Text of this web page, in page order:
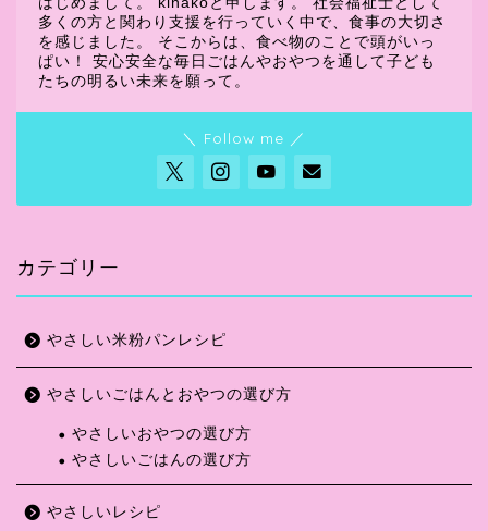
多くの方と関わり支援を行っていく中で、食事の大切さ
を感じました。 そこからは、食べ物のことで頭がいっ
ぱい！ 安心安全な毎日ごはんやおやつを通して子ども
たちの明るい未来を願って。
＼ Follow me ／
カテゴリー
やさしい米粉パンレシピ
やさしいごはんとおやつの選び方
やさしいおやつの選び方
やさしいごはんの選び方
やさしいレシピ